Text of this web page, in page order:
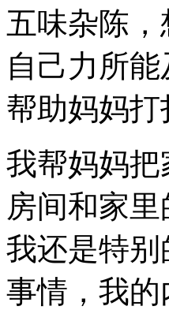
五味杂陈
自己力所
帮助妈妈打
我帮妈妈
房间和家
我还是特
事情，我